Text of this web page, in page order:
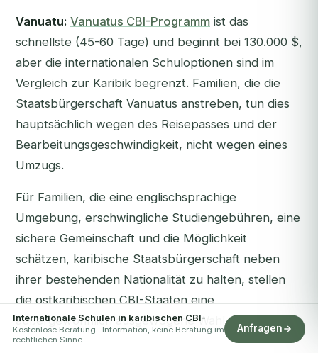
Vanuatu: Vanuatus CBI-Programm ist das
schnellste (45-60 Tage) und beginnt bei 130.000 $,
aber die internationalen Schuloptionen sind im
Vergleich zur Karibik begrenzt. Familien, die die
Staatsbürgerschaft Vanuatus anstreben, tun dies
hauptsächlich wegen des Reisepasses und der
Bearbeitungsgeschwindigkeit, nicht wegen eines
Umzugs.
Für Familien, die eine englischsprachige
Umgebung, erschwingliche Studiengebühren, eine
sichere Gemeinschaft und die Möglichkeit
schätzen, karibische Staatsbürgerschaft neben
ihrer bestehenden Nationalität zu halten, stellen
die ostkaribischen CBI-Staaten eine
außergewöhnlich ausgewogene Wahl dar.
Internationale Schulen in karibischen CBI-
Kostenlose Beratung · Information, keine Beratung im
rechtlichen Sinne
Anfragen